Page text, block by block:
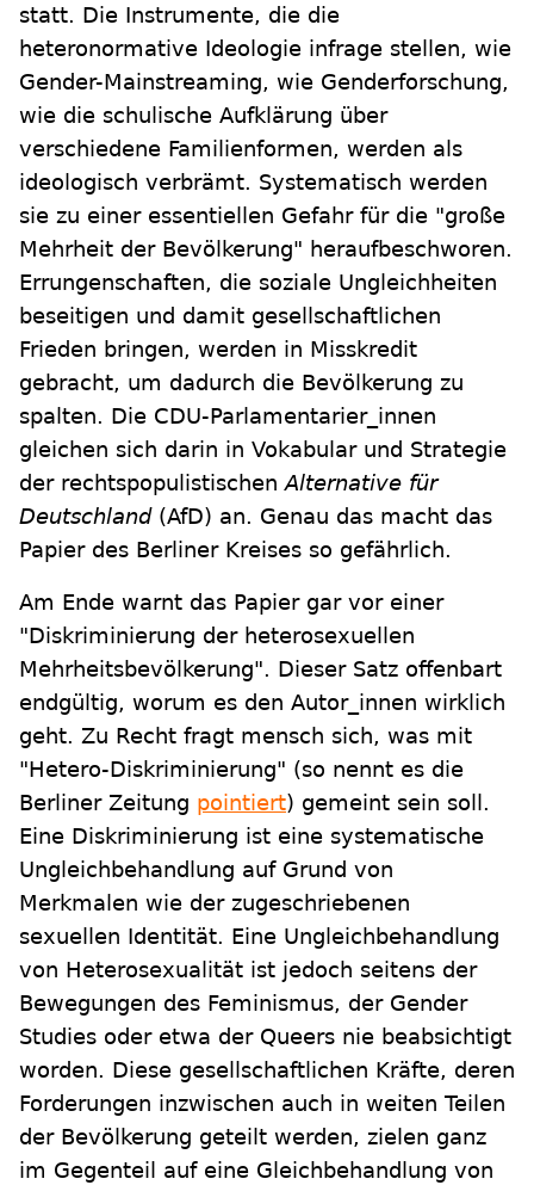
statt. Die Instrumente, die die
heteronormative Ideologie infrage stellen, wie
Gender-Mainstreaming, wie Genderforschung,
wie die schulische Aufklärung über
verschiedene Familienformen, werden als
ideologisch verbrämt. Systematisch werden
sie zu einer essentiellen Gefahr für die "große
Mehrheit der Bevölkerung" heraufbeschworen.
Errungenschaften, die soziale Ungleichheiten
beseitigen und damit gesellschaftlichen
Frieden bringen, werden in Misskredit
gebracht, um dadurch die Bevölkerung zu
spalten. Die CDU-Parlamentarier_innen
gleichen sich darin in Vokabular und Strategie
der rechtspopulistischenAlternative für
Deutschland(AfD) an. Genau das macht das
Papier des Berliner Kreises so gefährlich.
Am Ende warnt das Papier gar vor einer
"Diskriminierung der heterosexuellen
Mehrheitsbevölkerung". Dieser Satz offenbart
endgültig, worum es den Autor_innen wirklich
geht. Zu Recht fragt mensch sich, was mit
"Hetero-Diskriminierung" (so nennt es die
Berliner Zeitung pointiert) gemeint sein soll.
Eine Diskriminierung ist eine systematische
Ungleichbehandlung auf Grund von
Merkmalen wie der zugeschriebenen
sexuellen Identität. Eine Ungleichbehandlung
von Heterosexualität ist jedoch seitens der
Bewegungen des Feminismus, der Gender
Studies oder etwa der Queers nie beabsichtigt
worden. Diese gesellschaftlichen Kräfte, deren
Forderungen inzwischen auch in weiten Teilen
der Bevölkerung geteilt werden, zielen ganz
im Gegenteil auf eine Gleichbehandlung von